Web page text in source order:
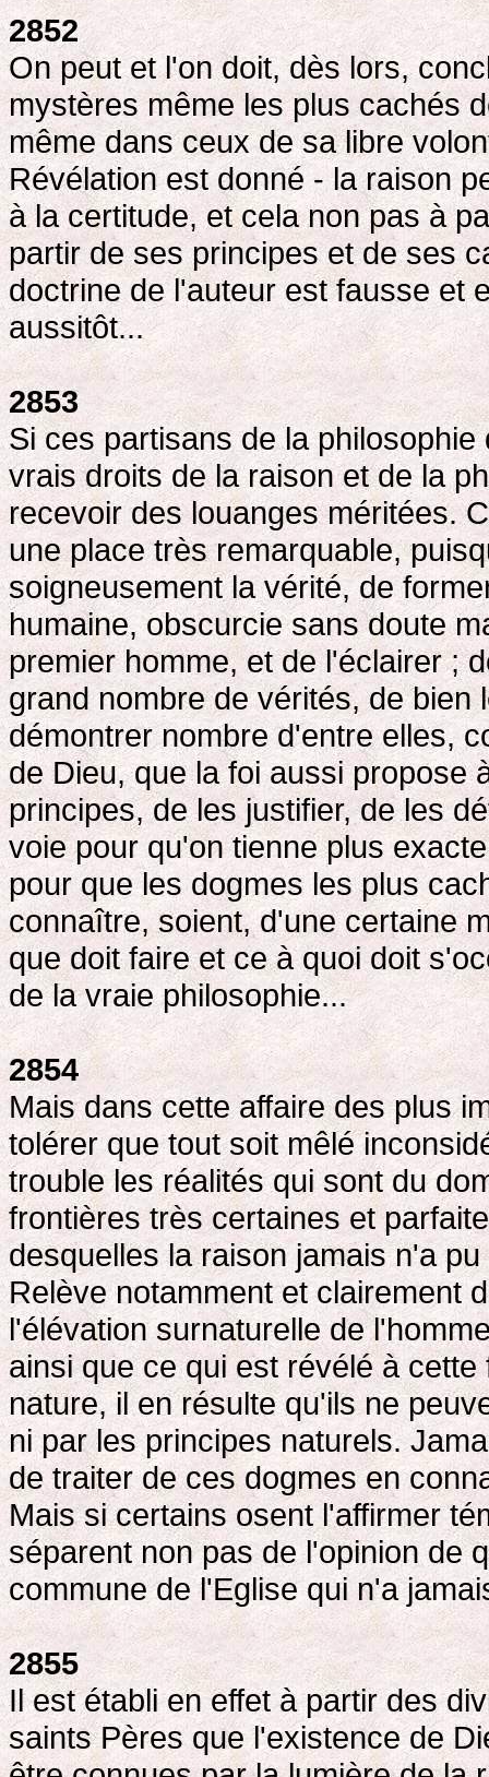
2852
On peut et l'on doit, dès lors,
mystères même les plus cachés
même dans ceux de sa libre
Révélation est donné - la raison
à la certitude, et cela non pas à
partir de ses principes et de ses
doctrine de l'auteur est fausse et
aussitôt...
2853
Si ces partisans de la
vrais droits de la raison et de la
recevoir des louanges méritées.
une place très remarquable,
soigneusement la vérité, de
humaine, obscurcie sans doute
premier homme, et de l'éclairer ;
grand nombre de vérités, de bien
démontrer nombre d'entre elles,
de Dieu, que la foi aussi propose
principes, de les justifier, de les
voie pour qu'on tienne plus
pour que les dogmes les plus
connaître, soient, d'une certaine
que doit faire et ce à quoi doit
de la vraie philosophie...
2854
Mais dans cette affaire des plus
tolérer que tout soit mêlé
trouble les réalités qui sont du
frontières très certaines et
desquelles la raison jamais n'a
Relève notamment et clairement
l'élévation surnaturelle de
ainsi que ce qui est révélé à
nature, il en résulte qu'ils ne
ni par les principes naturels.
de traiter de ces dogmes en
Mais si certains osent l'affirmer
séparent non pas de l'opinion de
commune de l'Eglise qui n'a
2855
Il est établi en effet à partir des
saints Pères que l'existence de